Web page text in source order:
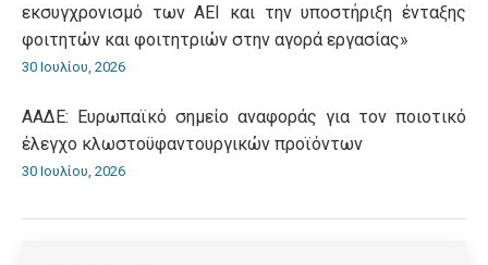
εκσυγχρονισμό των ΑΕΙ και την υποστήριξη ένταξης
φοιτητών και φοιτητριών στην αγορά εργασίας»
30 Ιουλίου, 2026
ΑΑΔΕ: Ευρωπαϊκό σημείο αναφοράς για τον ποιοτικό
έλεγχο κλωστοϋφαντουργικών προϊόντων
30 Ιουλίου, 2026